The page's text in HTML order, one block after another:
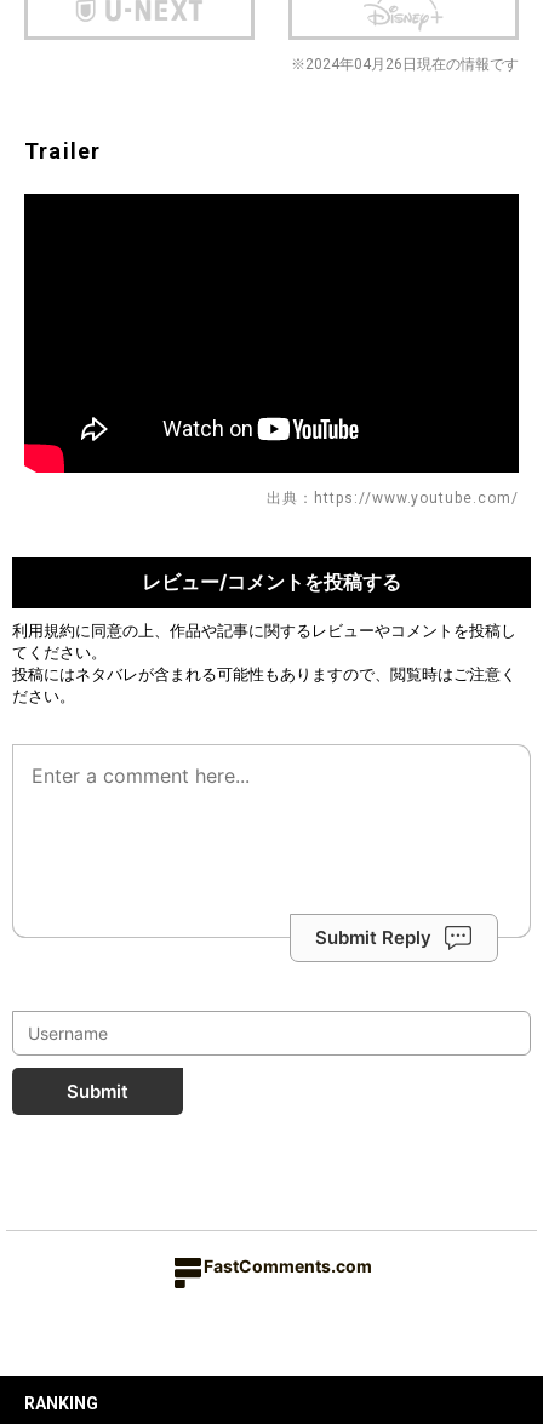
※2024年04月26日現在の情報です
Trailer
出典：https://www.youtube.com/
レビュー/コメントを投稿する
利用規約に同意の上、作品や記事に関するレビューやコメントを投稿し
てください。
投稿にはネタバレが含まれる可能性もありますので、閲覧時はご注意く
ださい。
Submit Reply
Submit
FastComments.com
RANKING